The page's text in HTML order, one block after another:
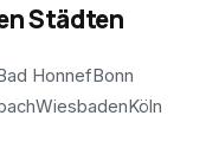
Städten
HonnefBonn
WiesbadenKöln